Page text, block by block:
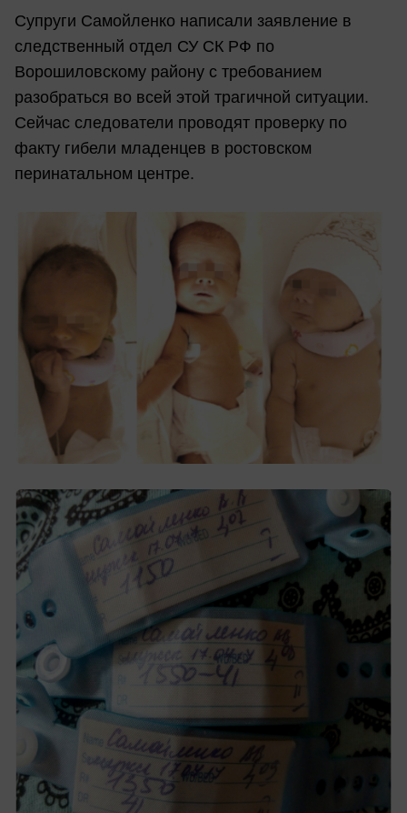
Супруги Самойленко написали заявление в
следственный отдел СУ СК РФ по
Ворошиловскому району с требованием
разобраться во всей этой трагичной ситуации.
Сейчас следователи проводят проверку по
факту гибели младенцев в ростовском
перинатальном центре.